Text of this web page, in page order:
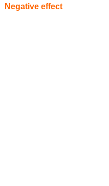
Negative effect